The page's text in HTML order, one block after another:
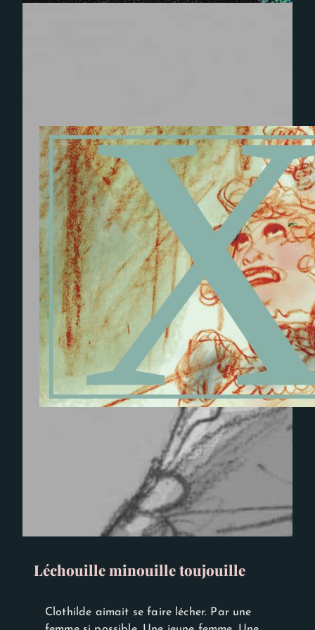
Léchouille minouille toujouille
Clothilde aimait se faire lécher. Par une
Experience
certaines
fonctionnalités
disparaîtront
du site Web.